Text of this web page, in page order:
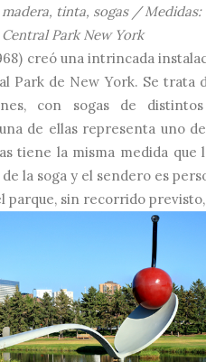
tinta, sogas / Medidas:
Central Park New York
creó una intrincada
Park de New York. Se trata
con sogas de
de ellas representa uno
tiene la misma medida
la soga y el sendero es
sin recorrido